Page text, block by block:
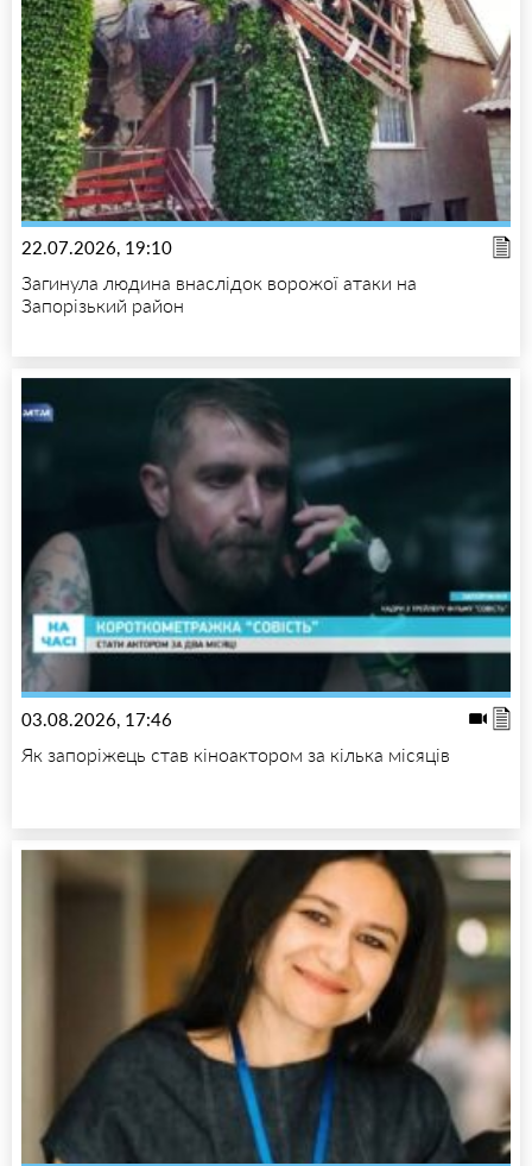
22.07.2026, 19:10
Загинула людина внаслідок ворожої атаки на
Запорізький район
03.08.2026, 17:46
Як запоріжець став кіноактором за кілька місяців